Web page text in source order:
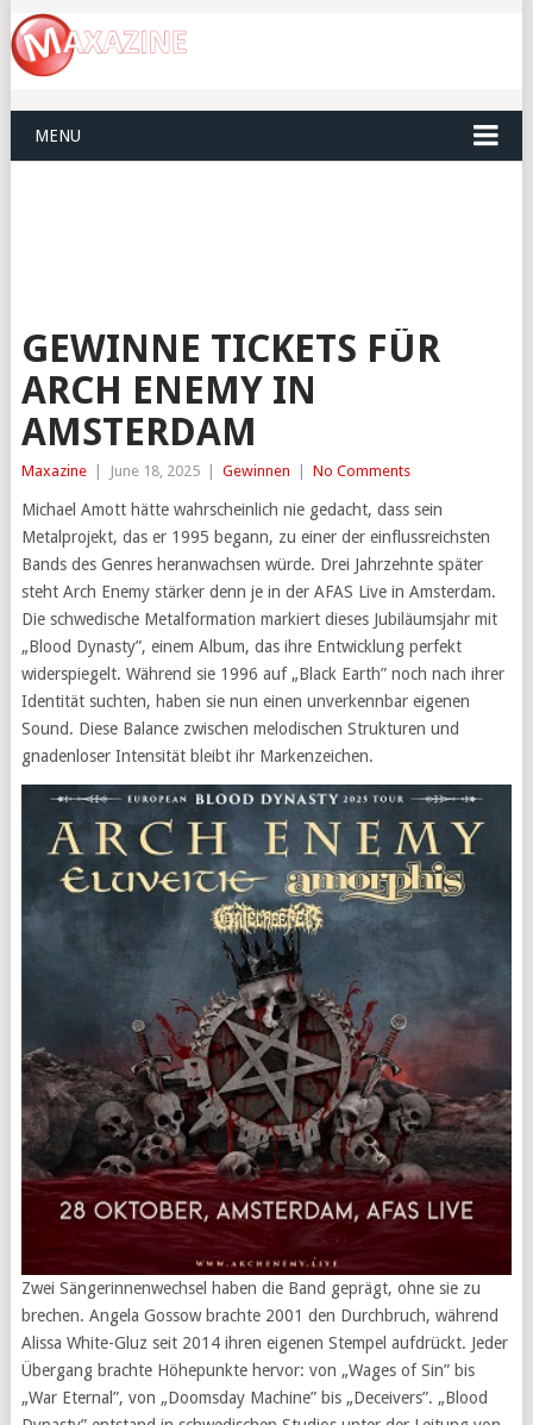
MENU
GEWINNE TICKETS FÜR
ARCH ENEMY IN
AMSTERDAM
Maxazine June 18, 2025 Gewinnen No Comments
Michael Amott hätte wahrscheinlich nie gedacht, dass sein
Metalprojekt, das er 1995 begann, zu einer der einflussreichsten
Bands des Genres heranwachsen würde. Drei Jahrzehnte später
steht Arch Enemy stärker denn je in der AFAS Live in Amsterdam.
Die schwedische Metalformation markiert dieses Jubiläumsjahr mit
„Blood Dynasty”, einem Album, das ihre Entwicklung perfekt
widerspiegelt. Während sie 1996 auf „Black Earth” noch nach ihrer
Identität suchten, haben sie nun einen unverkennbar eigenen
Sound. Diese Balance zwischen melodischen Strukturen und
gnadenloser Intensität bleibt ihr Markenzeichen.
Zwei Sängerinnenwechsel haben die Band geprägt, ohne sie zu
brechen. Angela Gossow brachte 2001 den Durchbruch, während
Alissa White-Gluz seit 2014 ihren eigenen Stempel aufdrückt. Jeder
Übergang brachte Höhepunkte hervor: von „Wages of Sin” bis
„War Eternal”, von „Doomsday Machine” bis „Deceivers”. „Blood